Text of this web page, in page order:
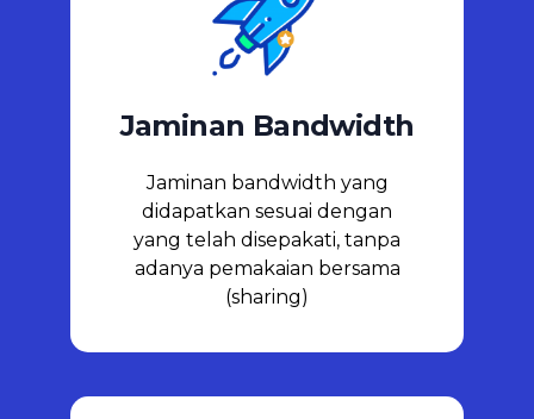
Jaminan Bandwidth
Jaminan bandwidth yang
didapatkan sesuai dengan
yang telah disepakati, tanpa
adanya pemakaian bersama
(sharing)